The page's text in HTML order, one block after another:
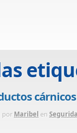
cárnicos
por Maribel en